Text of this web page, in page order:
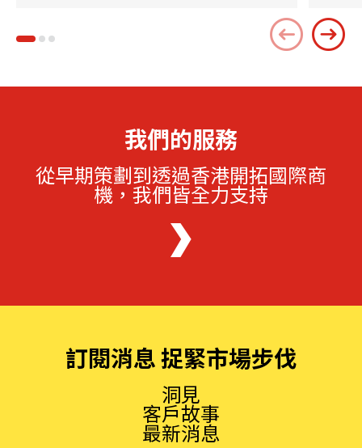
我們的服務
從早期策劃到透過香港開拓國際商
機，我們皆全力支持
訂閱消息 捉緊市場步伐
洞見
客戶故事
最新消息